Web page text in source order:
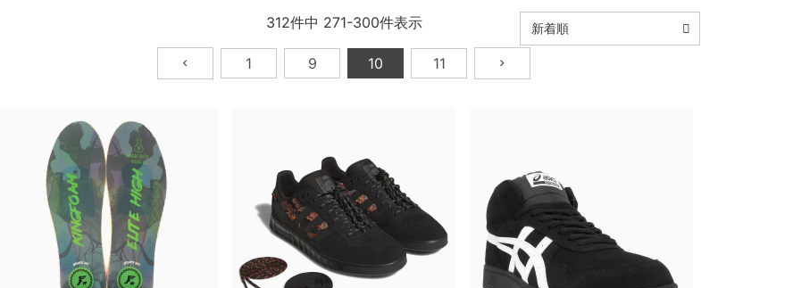
DVWHITE/BLACK/
ケートボード スケボ
ー
DVBLACK/WHITE/
GW6931ス
ケートボード スケボ
ー
交換不可商品】
新着順
312件中 271-300件表示
1 9 10 11